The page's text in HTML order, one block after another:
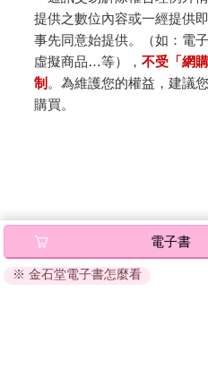
提供之數位內容或一經提供
事先同意始提供。（如：電
虛擬商品…等），不受「網
制 。為維護您的權益，建議
購買。
電子書
※ 金石堂電子書怎麼看